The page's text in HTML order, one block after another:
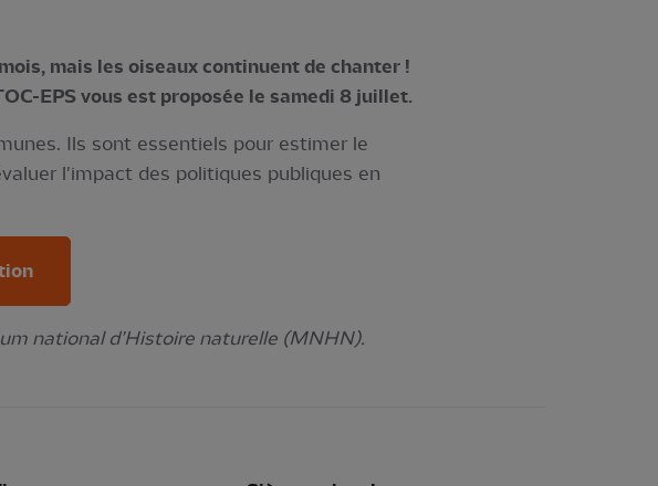
mais les oiseaux continuent de chanter !
EPS vous est proposée le samedi 8 juillet.
Ils sont essentiels pour estimer le
l'impact des politiques publiques en
national d’Histoire naturelle (MNHN).